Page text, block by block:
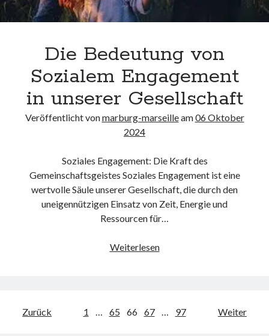
Die Bedeutung von
Sozialem Engagement
in unserer Gesellschaft
Veröffentlicht vonmarburg-marseilleam06 Oktober
2024
Soziales Engagement: Die Kraft des
Gemeinschaftsgeistes Soziales Engagement ist eine
wertvolle Säule unserer Gesellschaft, die durch den
uneigennützigen Einsatz von Zeit, Energie und
Ressourcen für…
WeiterlesenDie
in
Beitragsnavigation
Zurück 1 … 65 66 67 … 97 Weiter